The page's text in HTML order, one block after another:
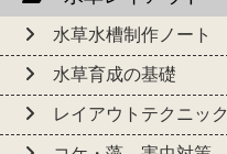
水草水槽制作ノート
水草育成の基礎
レイアウトテクニック